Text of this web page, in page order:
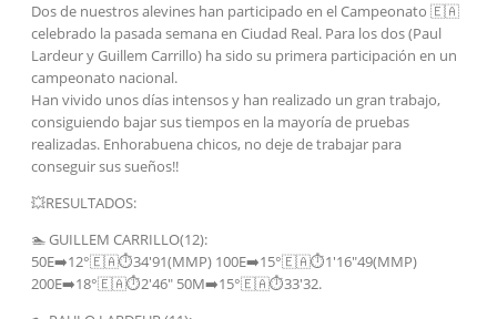
Dos de nuestros alevines han participado en el Campeonato 🇪🇦
celebrado la pasada semana en Ciudad Real. Para los dos (Paul
Lardeur y Guillem Carrillo) ha sido su primera participación en un
campeonato nacional.
Han vivido unos días intensos y han realizado un gran trabajo,
consiguiendo bajar sus tiempos en la mayoría de pruebas
realizadas. Enhorabuena chicos, no deje de trabajar para
conseguir sus sueños!!
💥RESULTADOS:
🏊 GUILLEM CARRILLO(12):
50E➡️12°🇪🇦⏱️34'91(MMP) 100E➡️15°🇪🇦⏱️1'16″49(MMP)
200E➡️18°🇪🇦⏱️2'46″ 50M➡️15°🇪🇦⏱️33'32.